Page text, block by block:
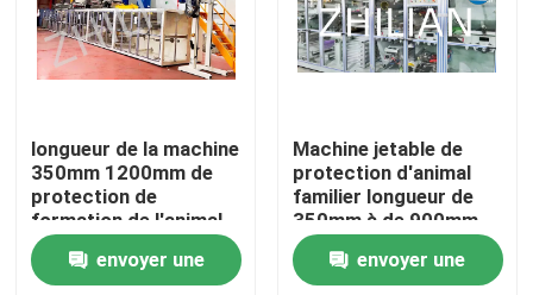
Contactez-nous
Cas
Machine adulte de couche-culotte
longueur de la machine
350mm 1200mm de
protection de
formation de l'animal
familier 50Hz
envoyer une
Machine jetable de
protection d'animal
familier longueur de
350mm à de 900mm
envoyer une